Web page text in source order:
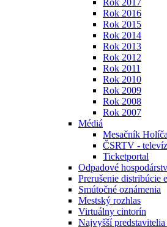
Rok 2017
Rok 2016
Rok 2015
Rok 2014
Rok 2013
Rok 2012
Rok 2011
Rok 2010
Rok 2009
Rok 2008
Rok 2007
Médiá
Mesačník
ČSRTV -
Ticketportal
Odpadové
Prerušenie distribúcie
Smútočné oznámenia
Mestský rozhlas
Virtuálny cintorín
Najvyšší predstavitelia